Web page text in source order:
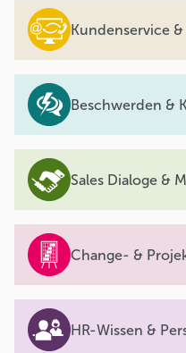
Kundenservice
Beschwerden &
Sales Dialoge &
Change- &
HR-Wissen &